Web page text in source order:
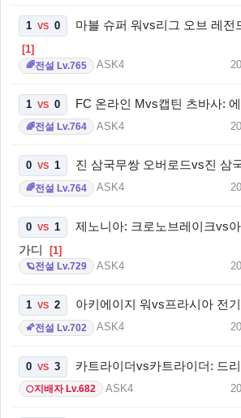
1 VS 0 마블 슈퍼 워vs리그 오브 레전
[1]
🌈전설 Lv.765 ASK4
1 VS 0 FC 온라인 Mvs캡틴 츠바사:
🌈전설 Lv.764 ASK4
0 VS 1 진 삼국무쌍 오버로드vs진 삼
🌈전설 Lv.764 ASK4
0 VS 1
제노니아: 크로노브레이크vs
가디
[1]
🪐전설 Lv.729 ASK4
1 VS 2 아키에이지 워vs프라시아 전기
🌠전설 Lv.702 ASK4
0 VS 3 카트라이더vs카트라이더: 드
🌕지배자 Lv.682 ASK4